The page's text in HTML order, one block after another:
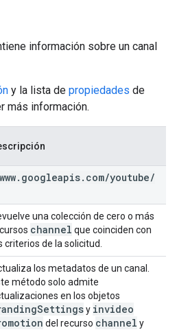
información sobre un canal
y la lista de propiedades de
más información.
www. googleapis. com/youtube/
una colección de cero o más
channel que coinciden con
criterios de la solicitud.
los metadatos de un canal.
método solo admite
en los objetos
Settingsy invideo
del recurso channel y